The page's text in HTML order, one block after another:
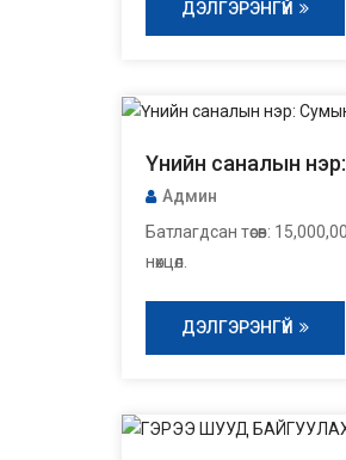
ДЭЛГЭРЭНГҮЙ
Үнийн саналын
Админ
Батлагдсан төсөв:
нөхцөл.
ДЭЛГЭРЭНГҮЙ